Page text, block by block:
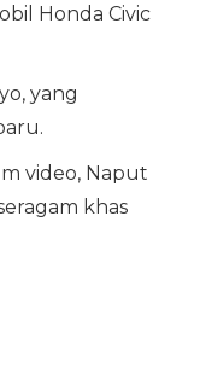
Honda Civic
yang
video, Naput
khas